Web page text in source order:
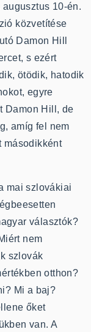
10-én.
közvetítése
Damon Hill
s ezért
ötödik, hatodik
egyre
Damon Hill, de
amíg fel nem
másodikként
mai szlovákiai
választók?
nem
szlovák
otthon?
Mi a baj?
őket
van. A